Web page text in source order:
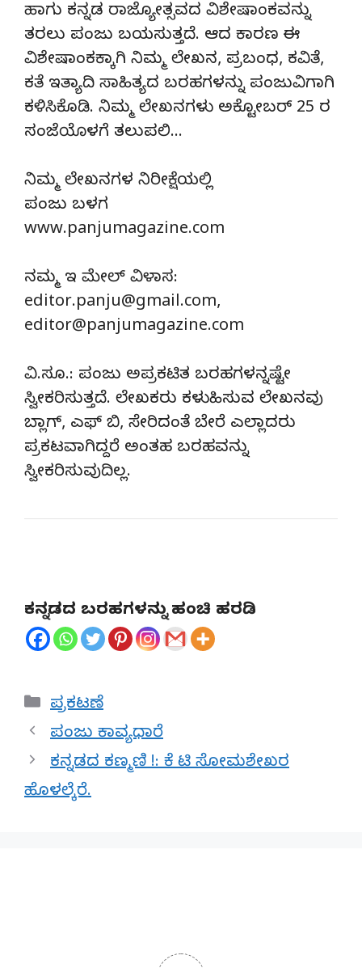
ಹಾಗು ಕನ್ನಡ ರಾಜ್ಯೋತ್ಸವದ ವಿಶೇಷಾಂಕವನ್ನು
ತರಲು ಪಂಜು ಬಯಸುತ್ತದೆ. ಆದ ಕಾರಣ ಈ
ವಿಶೇಷಾಂಕಕ್ಕಾಗಿ ನಿಮ್ಮ ಲೇಖನ, ಪ್ರಬಂಧ, ಕವಿತೆ,
ಕತೆ ಇತ್ಯಾದಿ ಸಾಹಿತ್ಯದ ಬರಹಗಳನ್ನು ಪಂಜುವಿಗಾಗಿ
ಕಳಿಸಿಕೊಡಿ. ನಿಮ್ಮ ಲೇಖನಗಳು ಅಕ್ಟೋಬರ್‌ 25 ರ
ಸಂಜೆಯೊಳಗೆ ತಲುಪಲಿ…
ನಿಮ್ಮ ಲೇಖನಗಳ ನಿರೀಕ್ಷೆಯಲ್ಲಿ
ಪಂಜು ಬಳಗ
www.panjumagazine.com
ನಮ್ಮ ಇ ಮೇಲ್‌ ವಿಳಾಸ:
editor.panju@gmail.com,
editor@panjumagazine.com
ವಿ.ಸೂ.: ಪಂಜು ಅಪ್ರಕಟಿತ ಬರಹಗಳನ್ನಷ್ಟೇ
ಸ್ವೀಕರಿಸುತ್ತದೆ. ಲೇಖಕರು ಕಳುಹಿಸುವ ಲೇಖನವು
ಬ್ಲಾಗ್, ಎಫ್ ಬಿ, ಸೇರಿದಂತೆ ಬೇರೆ ಎಲ್ಲಾದರು
ಪ್ರಕಟವಾಗಿದ್ದರೆ ಅಂತಹ ಬರಹವನ್ನು
ಸ್ವೀಕರಿಸುವುದಿಲ್ಲ.
ಕನ್ನಡದ ಬರಹಗಳನ್ನು ಹಂಚಿ ಹರಡಿ
Categories
ಪ್ರಕಟಣೆ
ಪಂಜು ಕಾವ್ಯಧಾರೆ
ಕನ್ನಡದ ಕಣ್ಮಣಿ !: ಕೆ ಟಿ ಸೋಮಶೇಖರ
ಹೊಳಲ್ಕೆರೆ.